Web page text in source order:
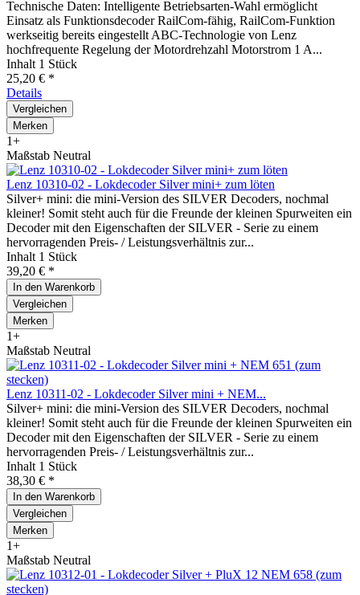
Technische Daten: Intelligente Betriebsarten-Wahl ermöglicht
Einsatz als Funktionsdecoder RailCom-fähig, RailCom-Funktion
werkseitig bereits eingestellt ABC-Technologie von Lenz
hochfrequente Regelung der Motordrehzahl Motorstrom 1 A...
Inhalt 1 Stück
25,20 € *
Details
Vergleichen
Merken
1+
Maßstab Neutral
Lenz 10310-02 - Lokdecoder Silver mini+ zum löten
Silver+ mini: die mini-Version des SILVER Decoders, nochmal
kleiner! Somit steht auch für die Freunde der kleinen Spurweiten ein
Decoder mit den Eigenschaften der SILVER - Serie zu einem
hervorragenden Preis- / Leistungsverhältnis zur...
Inhalt 1 Stück
39,20 € *
In den Warenkorb
Vergleichen
Merken
1+
Maßstab Neutral
Lenz 10311-02 - Lokdecoder Silver mini + NEM...
Silver+ mini: die mini-Version des SILVER Decoders, nochmal
kleiner! Somit steht auch für die Freunde der kleinen Spurweiten ein
Decoder mit den Eigenschaften der SILVER - Serie zu einem
hervorragenden Preis- / Leistungsverhältnis zur...
Inhalt 1 Stück
38,30 € *
In den Warenkorb
Vergleichen
Merken
1+
Maßstab Neutral